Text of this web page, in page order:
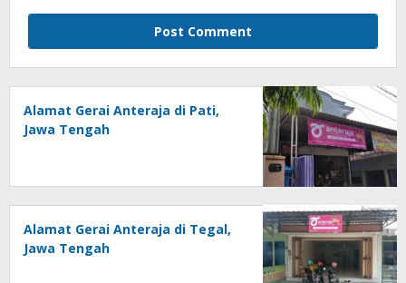
Alamat Gerai Anteraja di Pati,
Jawa Tengah
Alamat Gerai Anteraja di Tegal,
Jawa Tengah